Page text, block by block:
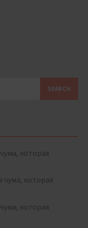
которая
которая
которая